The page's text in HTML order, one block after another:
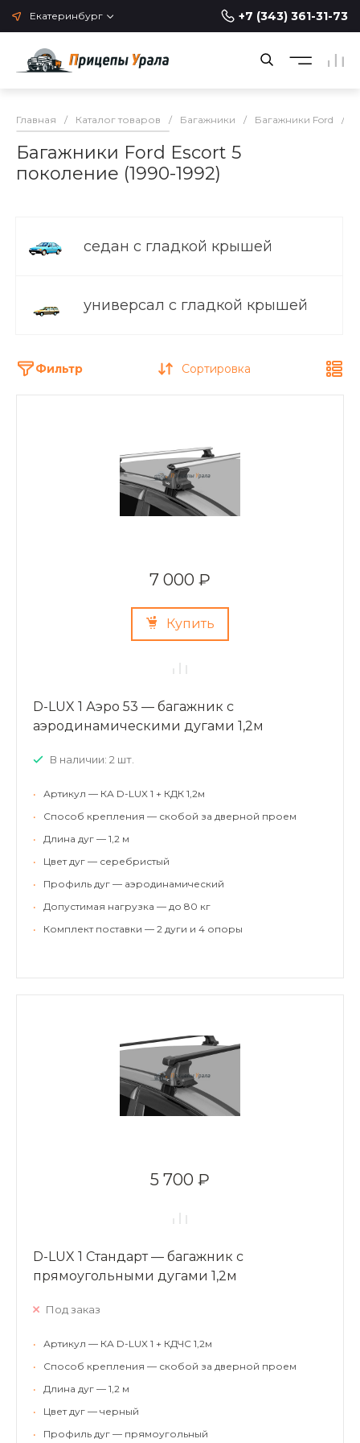
Екатеринбург +7 (343) 361-31-73
Главная / Каталог товаров / Багажники / Багажники Ford /
Багажники Ford Escort 5
поколение (1990-1992)
седан с гладкой крышей
универсал с гладкой крышей
Фильтр Сортировка
7 000 ₽
Купить
D-LUX 1 Аэро 53 — багажник с
аэродинамическими дугами 1,2м
В наличии: 2 шт.
•
Артикул — КА D-LUX 1 + КДК 1,2м
•
Способ крепления — скобой за дверной проем
•
Длина дуг — 1,2 м
•
Цвет дуг — серебристый
•
Профиль дуг — аэродинамический
•
Допустимая нагрузка — до 80 кг
•
Комплект поставки — 2 дуги и 4 опоры
5 700 ₽
D-LUX 1 Стандарт — багажник с
прямоугольными дугами 1,2м
Под заказ
•
Артикул — КА D-LUX 1 + КДЧС 1,2м
•
Способ крепления — скобой за дверной проем
•
Длина дуг — 1,2 м
•
Цвет дуг — черный
•
Профиль дуг — прямоугольный